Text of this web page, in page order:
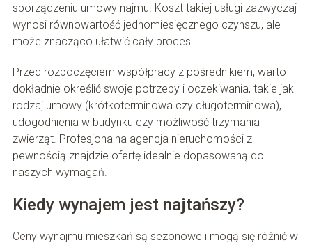
sporządzeniu umowy najmu. Koszt takiej usługi zazwyczaj
wynosi równowartość jednomiesięcznego czynszu, ale
może znacząco ułatwić cały proces.
Przed rozpoczęciem współpracy z pośrednikiem, warto
dokładnie określić swoje potrzeby i oczekiwania, takie jak
rodzaj umowy (krótkoterminowa czy długoterminowa),
udogodnienia w budynku czy możliwość trzymania
zwierząt. Profesjonalna agencja nieruchomości z
pewnością znajdzie ofertę idealnie dopasowaną do
naszych wymagań.
Kiedy wynajem jest najtańszy?
Ceny wynajmu mieszkań są sezonowe i mogą się różnić w